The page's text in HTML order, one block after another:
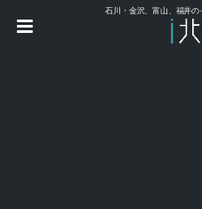
石川・金沢、富山、福井